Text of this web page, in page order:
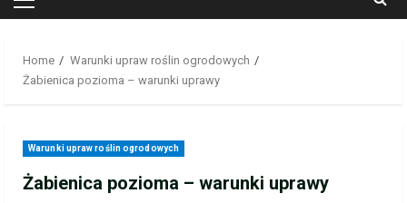
Primary
Home
Warunki upraw roślin ogrodowych
Żabienica pozioma – warunki uprawy
Warunki upraw roślin ogrodowych
Żabienica pozioma – warunki uprawy